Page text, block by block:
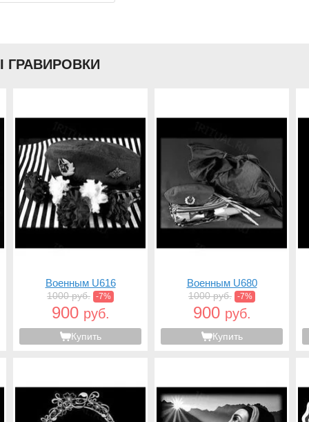
ГРАВИРОВКИ
Военным U616
1000 руб. -7%
900 руб.
Купить
Военным U680
1000 руб. -7%
900 руб.
Купить